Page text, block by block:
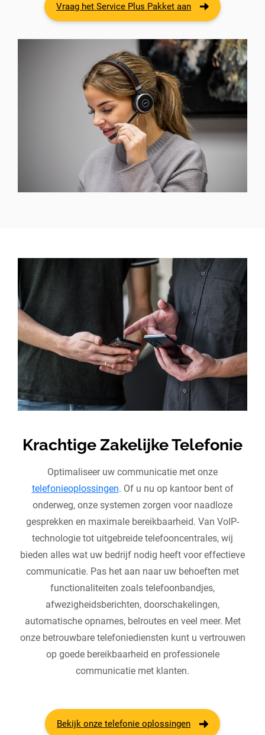
Vraag het Service Plus Pakket aan
Krachtige Zakelijke Telefonie
Optimaliseer uw communicatie met onze
telefonieoplossingen. Of u nu op kantoor bent of
onderweg, onze systemen zorgen voor naadloze
gesprekken en maximale bereikbaarheid. Van VoIP-
technologie tot uitgebreide telefooncentrales, wij
bieden alles wat uw bedrijf nodig heeft voor effectieve
communicatie. Pas het aan naar uw behoeften met
functionaliteiten zoals telefoonbandjes,
afwezigheidsberichten, doorschakelingen,
automatische opnames, belroutes en veel meer. Met
onze betrouwbare telefoniediensten kunt u vertrouwen
op goede bereikbaarheid en professionele
communicatie met klanten.
Bekijk onze telefonie oplossingen